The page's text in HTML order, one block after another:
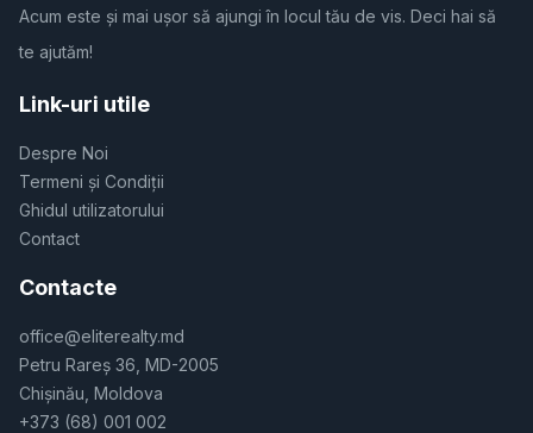
Acum este și mai ușor să ajungi în locul tău de vis. Deci hai să
te ajutăm!
Link-uri utile
Despre Noi
Termeni și Condiții
Ghidul utilizatorului
Contact
Contacte
office@eliterealty.md
Petru Rareș 36, MD-2005
Chișinău, Moldova
+373 (68) 001 002